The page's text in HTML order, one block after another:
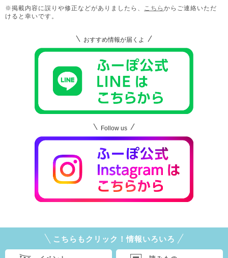
※掲載内容に誤りや修正などがありましたら、 こちら からご連絡いただ
けると幸いです。
おすすめ情報が届くよ
Follow us
こちらもクリック！情報いろいろ